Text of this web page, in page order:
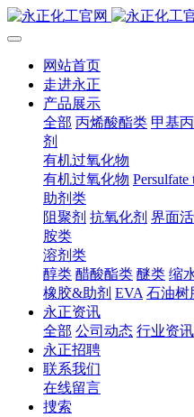
网站首页
走进永正
产品展示
全部 丙烯酸酯类 甲基
剂
有机过氧化物
有机过氧化物 Persulfate
助剂类
阻聚剂 抗氧化剂 界面
胺类
溶剂类
醇类 醋酸酯类 醚类 缩
橡胶&助剂 EVA 石油树
永正资讯
全部 公司动态 行业资讯
永正招聘
联系我们
在线留言
捜索